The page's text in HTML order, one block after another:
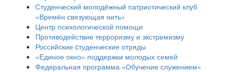
Студенческий молодёжный патриотический клуб
«Времён связующая нить»
Центр психологической помощи
Противодействие терроризму и экстремизму
Российские cтуденческие отряды
«Единое окно» поддержки молодых семей
Федеральная программа «Обучение служением»